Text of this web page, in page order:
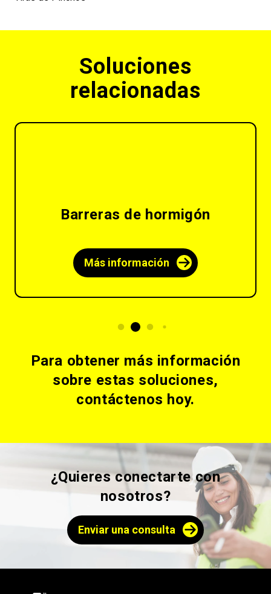
Soluciones
relacionadas
Barreras de hormigón
Más información
Para obtener más información
sobre estas soluciones,
contáctenos hoy.
¿Quieres conectarte con
nosotros?
Enviar una consulta